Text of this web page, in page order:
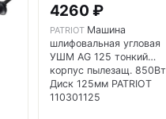
4260 ₽
PATRIOT Машина
шлифовальная угловая
УШМ AG 125 тонкий
корпус пылезащ. 850Вт
Диск 125мм PATRIOT
110301125